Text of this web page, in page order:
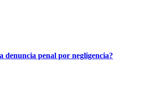
denuncia penal por negligencia?